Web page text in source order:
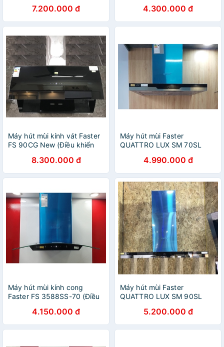
Công suất siêu khỏe, Hút
êm, Bảo Hành 2 Năm)
7.200.000 đ
độ cảm ứng bàn tay, Máy
Khỏe, Hút êm)
4.300.000 đ
Máy hút mùi kính vát Faster
FS 90CG New (Điều khiển
mở kính, Hẹn giờ tắt, Bảo
Hành 2 Năm)
8.300.000 đ
Máy hút mùi Faster
QUATTRO LUX SM 70SL
trọng, Điều khiển cảm ứng,
Bảo Hành Chính Hãng 24
Tháng)
4.990.000 đ
Máy hút mùi kính cong
Faster FS 3588SS-70 (Điều
độ cảm ứng bàn tay, Máy
Khỏe, Hút êm)
4.150.000 đ
Máy hút mùi Faster
QUATTRO LUX SM 90SL
trọng, Điều khiển cảm ứng,
Bảo Hành Chính Hãng 24
Tháng)
5.200.000 đ